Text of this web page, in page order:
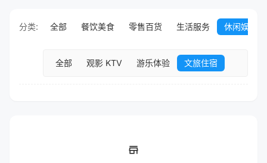
分类: 全部 餐饮美食 零售百货 生活服务 休闲娱乐
全部 观影 KTV 游乐体验 文旅住宿
store_mall_directory